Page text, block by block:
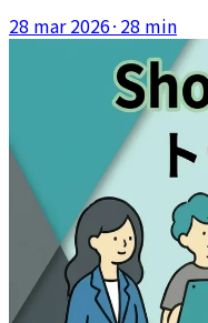
numeri di tracking,
codifica: da tre anni e
all'articolo giusto per
28 mar 2026· 28 min